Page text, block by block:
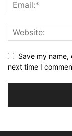
Save my
next time I